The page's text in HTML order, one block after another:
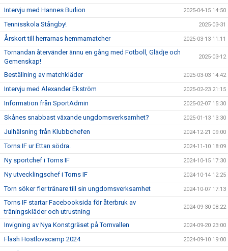
Intervju med Hannes Burlion 2025-04-15 14:50
Tennisskola Stångby! 2025-03-31
Årskort till herrarnas hemmamatcher 2025-03-13 11:11
Tornandan återvänder ännu en gång med Fotboll, Glädje och
Gemenskap!
2025-03-12
Beställning av matchkläder 2025-03-03 14:42
Intervju med Alexander Ekström 2025-02-23 21:15
Information från SportAdmin 2025-02-07 15:30
Skånes snabbast växande ungdomsverksamhet? 2025-01-13 13:30
Julhälsning från Klubbchefen 2024-12-21 09:00
Torns IF ur Ettan södra. 2024-11-10 18:09
Ny sportchef i Torns IF 2024-10-15 17:30
Ny utvecklingschef i Torns IF 2024-10-14 12:25
Torn söker fler tränare till sin ungdomsverksamhet 2024-10-07 17:13
Torns IF startar Facebooksida för återbruk av
träningskläder och utrustning
2024-09-30 08:22
Invigning av Nya Konstgräset på Tornvallen 2024-09-20 23:00
Flash Höstlovscamp 2024 2024-09-10 19:00